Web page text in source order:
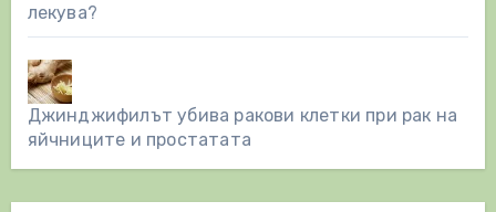
лекува?
Джинджифилът убива ракови клетки при рак на
яйчниците и простатата